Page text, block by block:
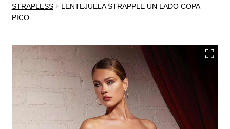
VENTA
VESTIDOS DE NOVIA
OTROS
ACCESORIOS
STRAPLESS
LENTEJUELA STRAPPLE UN LADO COPA
PICO